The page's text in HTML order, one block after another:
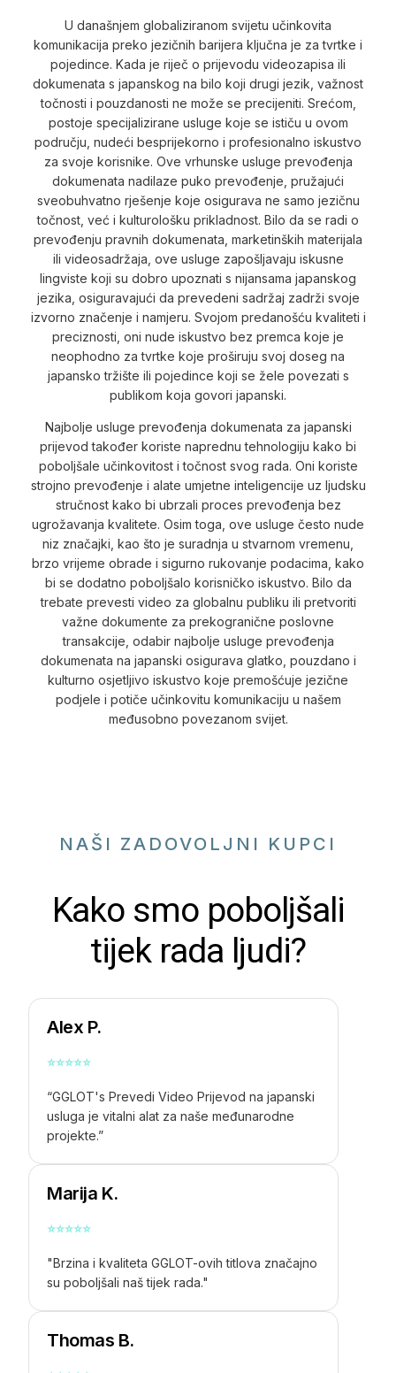
U današnjem globaliziranom svijetu učinkovita
komunikacija preko jezičnih barijera ključna je za tvrtke i
pojedince. Kada je riječ o prijevodu videozapisa ili
dokumenata s japanskog na bilo koji drugi jezik, važnost
točnosti i pouzdanosti ne može se precijeniti. Srećom,
postoje specijalizirane usluge koje se ističu u ovom
području, nudeći besprijekorno i profesionalno iskustvo
za svoje korisnike. Ove vrhunske usluge prevođenja
dokumenata nadilaze puko prevođenje, pružajući
sveobuhvatno rješenje koje osigurava ne samo jezičnu
točnost, već i kulturološku prikladnost. Bilo da se radi o
prevođenju pravnih dokumenata, marketinških materijala
ili videosadržaja, ove usluge zapošljavaju iskusne
lingviste koji su dobro upoznati s nijansama japanskog
jezika, osiguravajući da prevedeni sadržaj zadrži svoje
izvorno značenje i namjeru. Svojom predanošću kvaliteti i
preciznosti, oni nude iskustvo bez premca koje je
neophodno za tvrtke koje proširuju svoj doseg na
japansko tržište ili pojedince koji se žele povezati s
publikom koja govori japanski.
Najbolje usluge prevođenja dokumenata za japanski
prijevod također koriste naprednu tehnologiju kako bi
poboljšale učinkovitost i točnost svog rada. Oni koriste
strojno prevođenje i alate umjetne inteligencije uz ljudsku
stručnost kako bi ubrzali proces prevođenja bez
ugrožavanja kvalitete. Osim toga, ove usluge često nude
niz značajki, kao što je suradnja u stvarnom vremenu,
brzo vrijeme obrade i sigurno rukovanje podacima, kako
bi se dodatno poboljšalo korisničko iskustvo. Bilo da
trebate prevesti video za globalnu publiku ili pretvoriti
važne dokumente za prekogranične poslovne
transakcije, odabir najbolje usluge prevođenja
dokumenata na japanski osigurava glatko, pouzdano i
kulturno osjetljivo iskustvo koje premošćuje jezične
podjele i potiče učinkovitu komunikaciju u našem
međusobno povezanom svijet.
NAŠI ZADOVOLJNI KUPCI
Kako smo poboljšali
tijek rada ljudi?
Alex P.
⭐⭐⭐⭐⭐
“GGLOT's Prevedi Video Prijevod na japanski
usluga je vitalni alat za naše međunarodne
projekte.”
Marija K.
⭐⭐⭐⭐⭐
"Brzina i kvaliteta GGLOT-ovih titlova značajno
su poboljšali naš tijek rada."
Thomas B.